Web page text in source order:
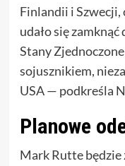
Finlandii i Szwecji,
udało się
Stany
sojusznikiem,
USA — podkreśla
Planowe
Mark Rutte